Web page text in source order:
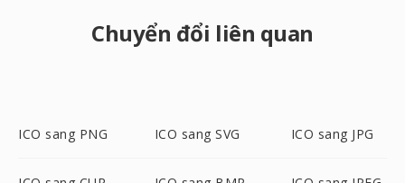
Chuyển đổi liên quan
ICO sang PNG ICO sang SVG ICO sang JPG